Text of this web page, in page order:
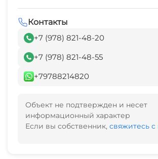
Контакты
+7 (978) 821-48-20
+7 (978) 821-48-55
+79788214820
Объект не подтвержден и несет
информационный характер
Если вы собственник, свяжитесь с